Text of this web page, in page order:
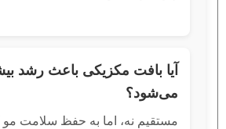
آیا بافت مکزیکی باعث رشد
می‌شود؟
مستقیم نه، اما به حفظ سلامت